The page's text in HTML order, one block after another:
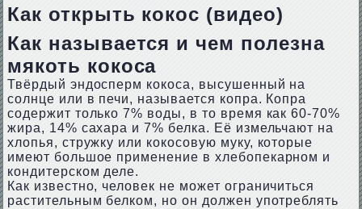
Как открыть кокос (видео)
Как называется и чем полезна
мякоть кокоса
Твёрдый эндосперм кокоса, высушенный на
солнце или в печи, называется копра. Копра
содержит только 7% воды, в то время как 60-70%
жира, 14% сахара и 7% белка. Её измельчают на
хлопья, стружку или кокосовую муку, которые
имеют большое применение в хлебопекарном и
кондитерском деле.
Как известно, человек не может ограничиться
растительным белком, но он должен употреблять